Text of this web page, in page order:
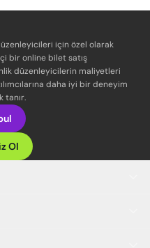
için özel olarak
bir online bilet satış
düzenleyicilerin maliyetleri
daha iyi bir deneyim
tanır.
Ol